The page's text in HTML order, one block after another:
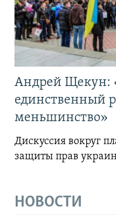
Андрей Щекун:
единственный
меньшинство»
Дискуссия вокруг
защиты прав
НОВОСТИ